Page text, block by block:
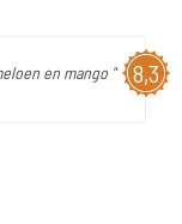
8,3
en mango "